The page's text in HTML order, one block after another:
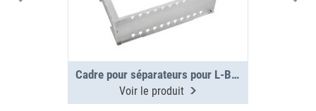
Cadre pour séparateurs pour L-BOXX 238 G / 374 G
Voir le produit